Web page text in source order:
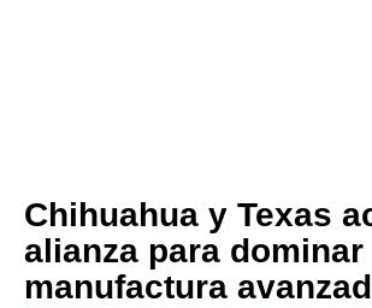
Chihuahua y Texas
alianza para dominar
manufactura